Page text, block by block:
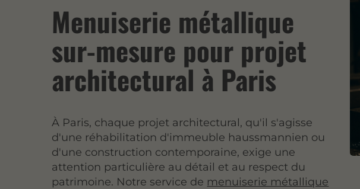
Menuiserie métallique
sur-mesure pour projet
architectural à Paris
À Paris, chaque projet architectural, qu'il s'agisse
d'une réhabilitation d'immeuble haussmannien ou
d'une construction contemporaine, exige une
attention particulière au détail et au respect du
patrimoine. Notre service de menuiserie métallique